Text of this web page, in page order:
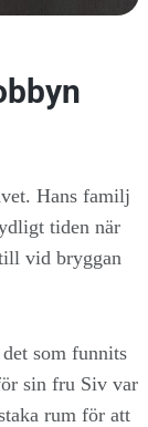
Hans familj
tiden när
vid bryggan
som funnits
sin fru Siv var
rum för att